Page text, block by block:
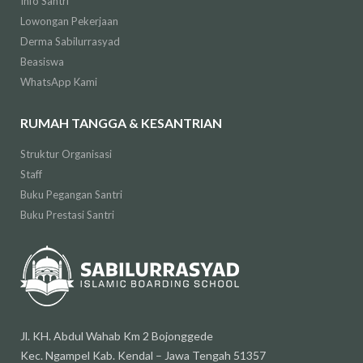
Lowongan Pekerjaan
Derma Sabilurrasyad
Beasiswa
WhatsApp Kami
RUMAH TANGGA & KESANTRIAN
Struktur Organisasi
Staff
Buku Pegangan Santri
Buku Prestasi Santri
Jl. KH. Abdul Wahab Km 2 Bojonggede
Kec. Ngampel Kab. Kendal – Jawa Tengah 51357